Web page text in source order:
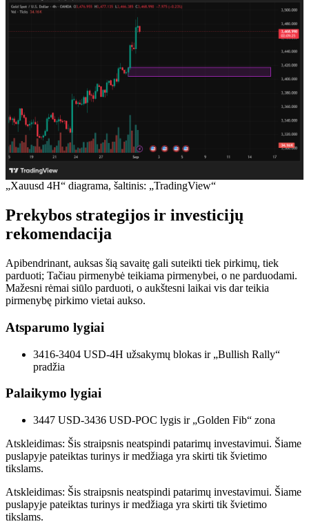
„Xauusd 4H“ diagrama, šaltinis: „TradingView“
Prekybos strategijos ir investicijų
rekomendacija
Apibendrinant, auksas šią savaitę gali suteikti tiek pirkimų, tiek
parduoti; Tačiau pirmenybė teikiama pirmenybei, o ne parduodami.
Mažesni rėmai siūlo parduoti, o aukštesni laikai vis dar teikia
pirmenybę pirkimo vietai aukso.
Atsparumo lygiai
3416-3404 USD-4H užsakymų blokas ir „Bullish Rally“
pradžia
Palaikymo lygiai
3447 USD-3436 USD-POC lygis ir „Golden Fib“ zona
Atskleidimas: Šis straipsnis neatspindi patarimų investavimui. Šiame
puslapyje pateiktas turinys ir medžiaga yra skirti tik švietimo
tikslams.
Atskleidimas: Šis straipsnis neatspindi patarimų investavimui. Šiame
puslapyje pateiktas turinys ir medžiaga yra skirti tik švietimo
tikslams.